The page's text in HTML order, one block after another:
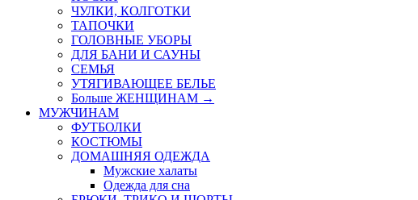
ЧУЛКИ, КОЛГОТКИ
ТАПОЧКИ
ГОЛОВНЫЕ УБОРЫ
ДЛЯ БАНИ И САУНЫ
СЕМЬЯ
УТЯГИВАЮЩЕЕ БЕЛЬЕ
Больше ЖЕНЩИНАМ →
МУЖЧИНАМ
ФУТБОЛКИ
КОСТЮМЫ
ДОМАШНЯЯ ОДЕЖДА
Мужские халаты
Одежда для сна